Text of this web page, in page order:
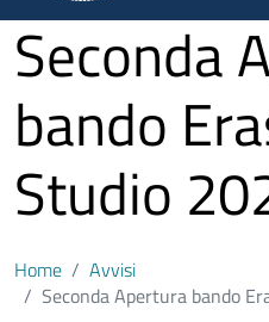
Seconda
bando
Studio
Home
Avvisi
Seconda Apertura bando